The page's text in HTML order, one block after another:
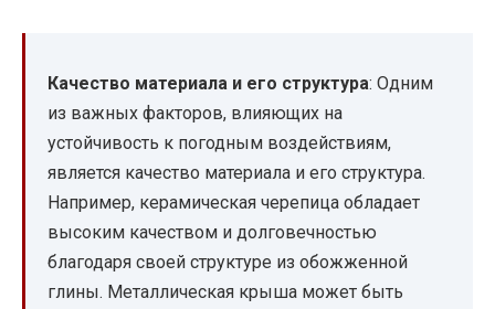
Качество материала и его структура: Одним
из важных факторов, влияющих на
устойчивость к погодным воздействиям,
является качество материала и его структура.
Например, керамическая черепица обладает
высоким качеством и долговечностью
благодаря своей структуре из обожженной
глины. Металлическая крыша может быть